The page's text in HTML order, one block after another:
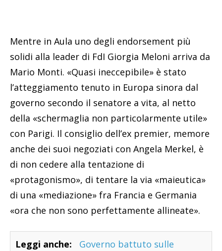
Mentre in Aula uno degli endorsement più
solidi alla leader di FdI Giorgia Meloni arriva da
Mario Monti. «Quasi ineccepibile» è stato
l’atteggiamento tenuto in Europa sinora dal
governo secondo il senatore a vita, al netto
della «schermaglia non particolarmente utile»
con Parigi. Il consiglio dell’ex premier, memore
anche dei suoi negoziati con Angela Merkel, è
di non cedere alla tentazione di
«protagonismo», di tentare la via «maieutica»
di una «mediazione» fra Francia e Germania
«ora che non sono perfettamente allineate».
Leggi anche:
Governo battuto sulle